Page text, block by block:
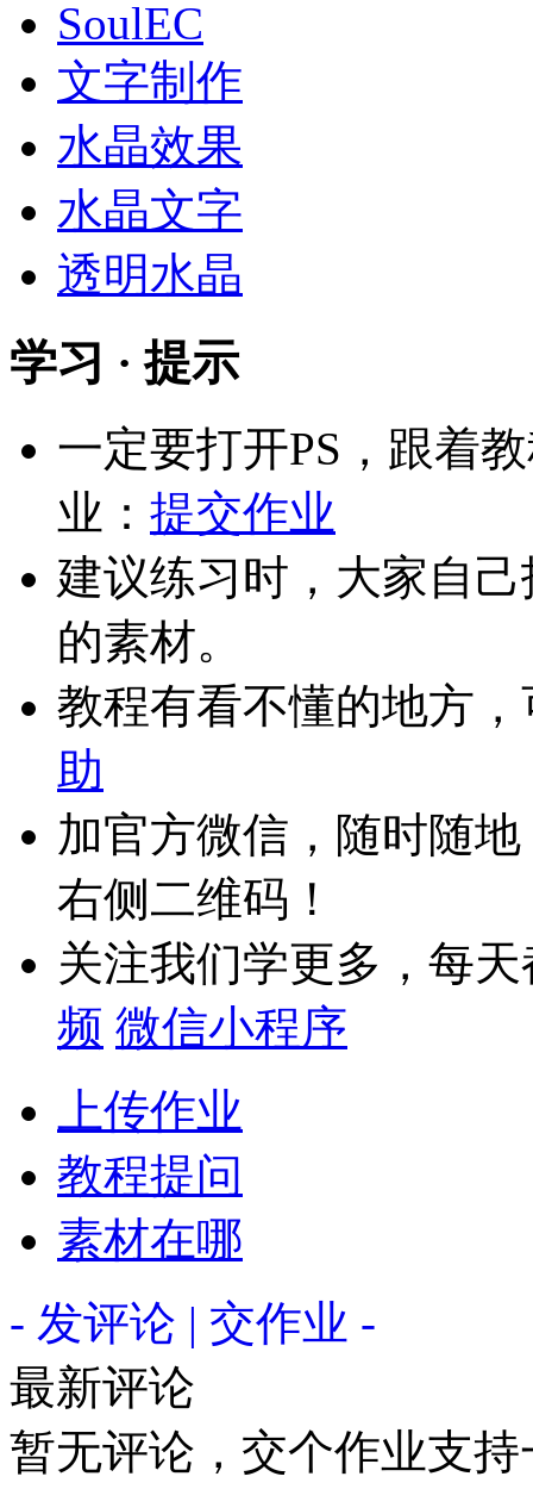
SoulEC
文字制作
水晶效果
水晶文字
透明水晶
学习 · 提示
一定要打开PS，跟着
业： 提交作业
建议练习时，大家自
的素材。
教程有看不懂的地方
助
加官方微信，随时随
右侧二维码！
关注我们学更多，每
频 微信小程序
上传作业
教程提问
素材在哪
- 发评论 | 交作业 -
最新评论
暂无评论，交个作业支持